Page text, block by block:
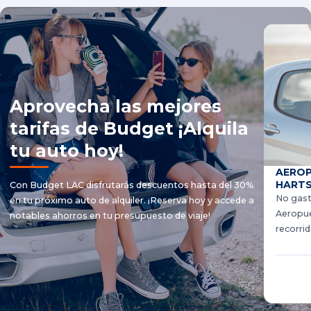
Aprovecha las mejores
tarifas de Budget ¡Alquila
tu auto hoy!
Con Budget LAC disfrutarás descuentos hasta del 30%
en tu próximo auto de alquiler. ¡Reserva hoy y accede a
notables ahorros en tu presupuesto de viaje!
No